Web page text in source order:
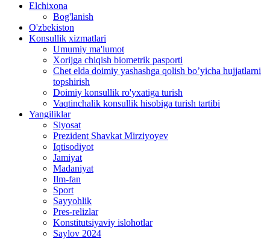
Elchixona
Bog'lanish
O'zbekiston
Konsullik xizmatlari
Umumiy ma'lumot
Xorijga chiqish biometrik pasporti
Chet elda doimiy yashashga qolish bo’yicha hujjatlarni
topshirish
Doimiy konsullik ro'yxatiga turish
Vaqtinchalik konsullik hisobiga turish tartibi
Yangiliklar
Siyosat
Prezident Shavkat Mirziyoyev
Iqtisodiyot
Jamiyat
Madaniyat
Ilm-fan
Sport
Sayyohlik
Pres-relizlar
Konstitutsiyaviy islohotlar
Saylov 2024